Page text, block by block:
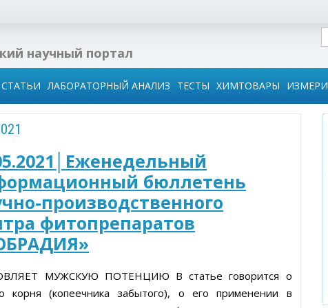
научный портал
СТАТЬИ ЛАБОРАТОРНЫЙ АНАЛИЗ ТЕСТЫ
в
ХИМТОВАРЫ
бюллетень
производственного
фитопрепаратов
МУЖСКУЮ ПОТЕНЦИЮ В статье говорится о
корня (копеечника забытого), о его применении в